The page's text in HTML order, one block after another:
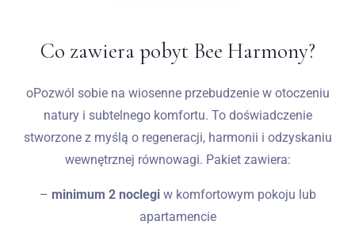
Co zawiera pobyt Bee Harmony?
oPozwól sobie na wiosenne przebudzenie w otoczeniu
natury i subtelnego komfortu. To doświadczenie
stworzone z myślą o regeneracji, harmonii i odzyskaniu
wewnętrznej równowagi. Pakiet zawiera:
– minimum 2 noclegiw komfortowym pokoju lub
apartamencie